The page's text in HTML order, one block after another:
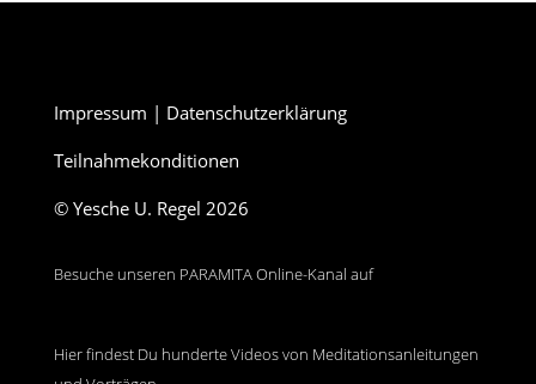
Impressum | Datenschutzerklärung
Teilnahmekonditionen
© Yesche U. Regel 2026
Besuche unseren PARAMITA Online-Kanal auf
Hier findest Du hunderte Videos von Meditationsanleitungen